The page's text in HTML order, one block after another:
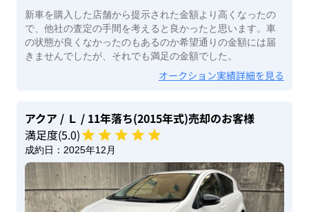
新車を購入した店舗から提示された金額より高くなったの
で、他社の査定の手間を考えると良かったと思います。車
の状態が良くなかったのもあるのか希望通りの金額には届
きませんでしたが、それでも満足の金額でした。
オークション実績詳細を見る
アクア / Ｌ / 11年落ち(2015年式)売却のお客様
満足度(5.0)
成約日： 2025年12月